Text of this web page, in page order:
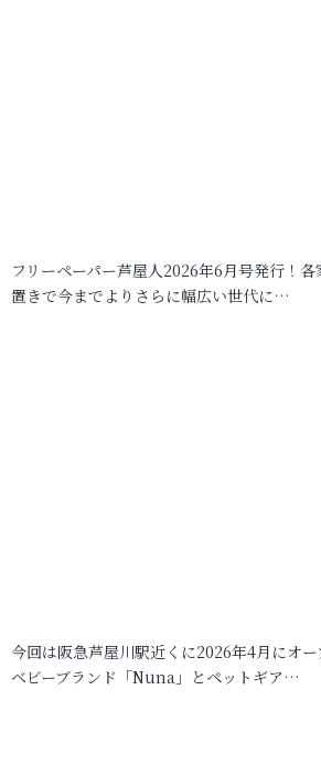
フリーペーパー芦屋人2026年6月号発行！
置きで今までよりさらに幅広い世代に…
今回は阪急芦屋川駅近くに2026年4月にオ
ベビーブランド「Nuna」とペットギア…